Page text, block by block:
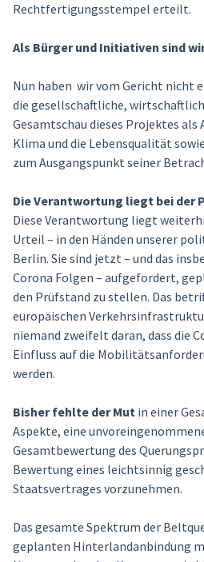
Rechtfertigungsstempel erteilt.
Als Bürger und Initiativen sind
Nun haben wir vom Gericht nicht
die gesellschaftliche,
Gesamtschau dieses Projektes als
Klima und die Lebensqualität
zum Ausgangspunkt seiner
Die Verantwortung liegt bei der
Diese Verantwortung liegt
Urteil – in den Händen unserer
Berlin. Sie sind jetzt – und das
Corona Folgen – aufgefordert,
den Prüfstand zu stellen. Das
europäischen
niemand zweifelt daran, dass die
Einfluss auf die
werden.
Bisher fehlte der Mutin einer
Aspekte, eine
Gesamtbewertung des
Bewertung eines leichtsinnig
Staatsvertrages vorzunehmen.
Das gesamte Spektrum der
geplanten Hinterlandanbindung